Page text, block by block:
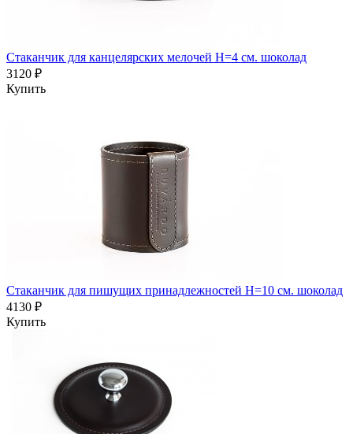
Стаканчик для канцелярских мелочей H=4 см. шоколад
3120 ₽
Купить
Стаканчик для пишущих принадлежностей H=10 см. шоколад
4130 ₽
Купить